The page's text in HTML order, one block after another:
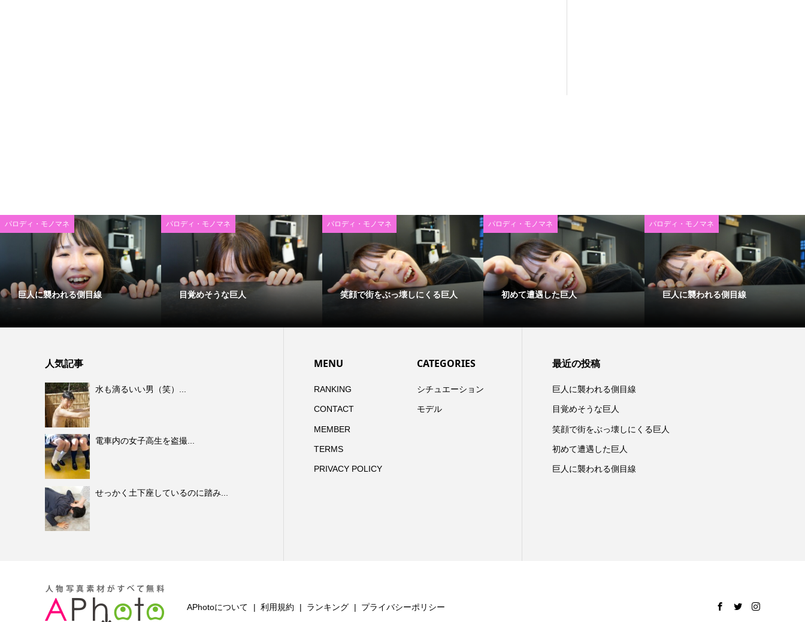
パロディ・モノマネ
巨人に襲われる側目線
パロディ・モノマネ
目覚めそうな巨人
パロディ・モノマネ
笑顔で街をぶっ壊しにくる巨人
パロディ・モノマネ
初めて遭遇した巨人
パロディ・モノマネ
巨人に襲われる側目線
人気記事
水も滴るいい男（笑）...
電車内の女子高生を盗撮...
せっかく土下座しているのに踏み...
MENU
RANKING
CONTACT
MEMBER
TERMS
PRIVACY POLICY
CATEGORIES
シチュエーション
モデル
最近の投稿
巨人に襲われる側目線
目覚めそうな巨人
笑顔で街をぶっ壊しにくる巨人
初めて遭遇した巨人
巨人に襲われる側目線
APhotoについて 利用規約 ランキング プライバシーポリシー